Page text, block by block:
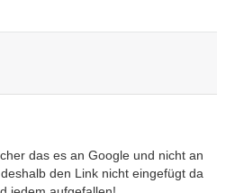
das es an Google und nicht an
den Link nicht eingefügt da